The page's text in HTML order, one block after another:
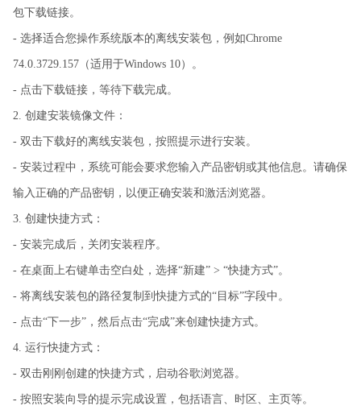
包下载链接。
- 选择适合您操作系统版本的离线安装包，例如Chrome
74.0.3729.157（适用于Windows 10）。
- 点击下载链接，等待下载完成。
2. 创建安装镜像文件：
- 双击下载好的离线安装包，按照提示进行安装。
- 安装过程中，系统可能会要求您输入产品密钥或其他信息。请确保
输入正确的产品密钥，以便正确安装和激活浏览器。
3. 创建快捷方式：
- 安装完成后，关闭安装程序。
- 在桌面上右键单击空白处，选择“新建” > “快捷方式”。
- 将离线安装包的路径复制到快捷方式的“目标”字段中。
- 点击“下一步”，然后点击“完成”来创建快捷方式。
4. 运行快捷方式：
- 双击刚刚创建的快捷方式，启动谷歌浏览器。
- 按照安装向导的提示完成设置，包括语言、时区、主页等。